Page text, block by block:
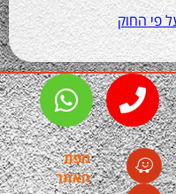
מפת
האתר